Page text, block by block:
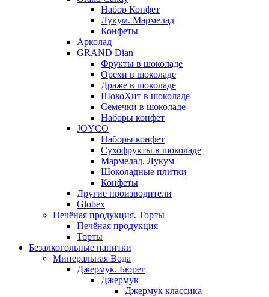
Набор Конфет
Лукум. Мармелад
Конфеты
Арколад
GRAND Dian
Фрукты в шоколаде
Орехи в шоколаде
Драже в шоколаде
ШокоХит в шоколаде
Семечки в шоколаде
Наборы конфет
JOYCO
Наборы конфет
Сухофрукты в шоколаде
Мармелад. Лукум
Шоколадные плитки
Конфеты
Другие производители
Globex
Печёная продукция. Торты
Печёная продукция
Торты
Безалкогольные напитки
Минеральная Вода
Джермук. Бюрег
Джермук
Джермук классика